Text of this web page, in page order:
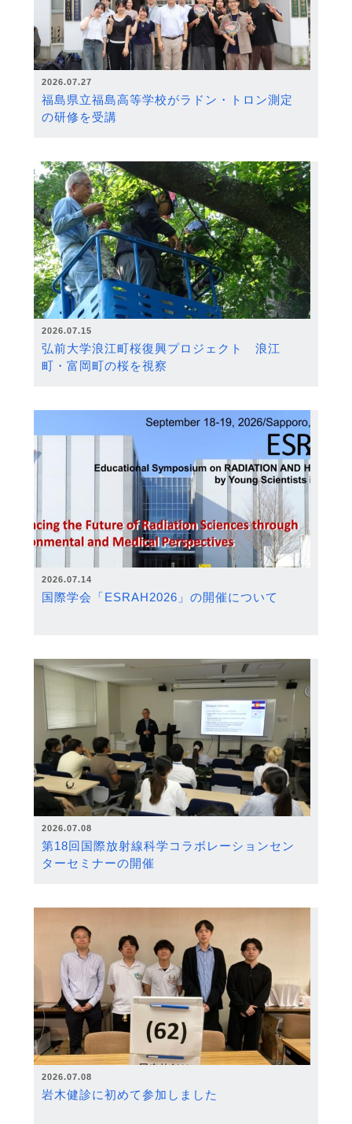
2026.07.27
福島県立福島高等学校がラドン・トロン測定
の研修を受講
2026.07.15
弘前大学浪江町桜復興プロジェクト 浪江
町・富岡町の桜を視察
2026.07.14
国際学会「ESRAH2026」の開催について
2026.07.08
第18回国際放射線科学コラボレーションセン
ターセミナーの開催
2026.07.08
岩木健診に初めて参加しました